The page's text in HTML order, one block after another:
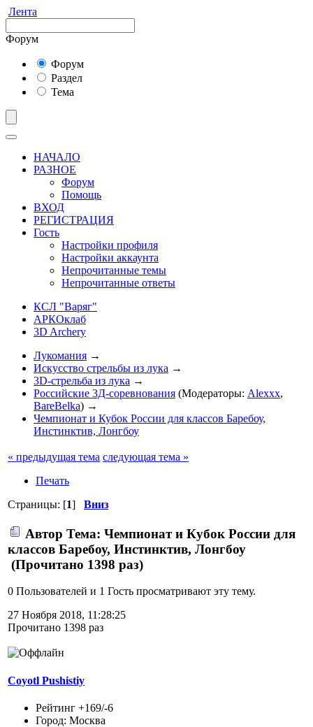
Лента
Форум
Форум
Раздел
Тема
НАЧАЛО
РАЗНОЕ
Форум
Помощь
ВХОД
РЕГИСТРАЦИЯ
Гость
Настройки профиля
Настройки аккаунта
Непрочитанные темы
Непрочитанные ответы
КСЛ "Варяг"
АРКОклаб
3D Archery
Лукомания →
Искусство стрельбы из лука →
3D-стрельба из лука →
Российские 3Д-соревнования (Модераторы: Alexxx,
BareBelka) →
Чемпионат и Кубок России для классов Баребоу,
Инстинктив, Лонгбоу
« предыдущая тема следующая тема »
Печать
Страницы: [1] Вниз
Автор Тема: Чемпионат и Кубок России для
классов Баребоу, Инстинктив, Лонгбоу
(Прочитано 1398 раз)
0 Пользователей и 1 Гость просматривают эту тему.
27 Ноября 2018, 11:28:25
Прочитано 1398 раз
Coyotl Pushistiy
Рейтинг +169/-6
Город: Москва